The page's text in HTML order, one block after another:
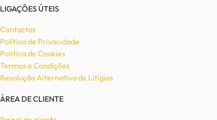
LIGAÇÕES ÚTEIS
Contactos
Política de Privacidade
Política de Cookies
Termos e Condições
Resolução Alternativa de Litígios
ÁREA DE CLIENTE